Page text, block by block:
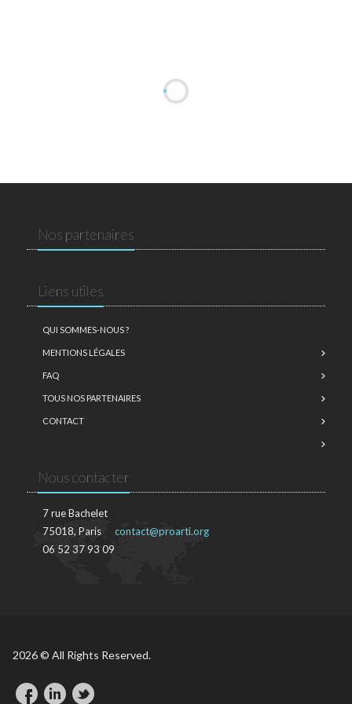
Nos partenaires
Liens utiles
QUI SOMMES-NOUS ?
MENTIONS LÉGALES
FAQ
TOUS NOS PARTENAIRES
CONTACT
Nous contacter
7 rue Bachelet
75018, Paris
06 52 37 93 09
contact@proarti.org
2026 © All Rights Reserved.